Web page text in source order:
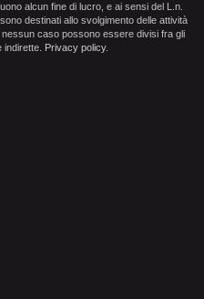
alcun fine di lucro, e ai sensi del L.n.
destinati allo svolgimento delle attività
caso possono essere divisi fra gli
Privacy policy.